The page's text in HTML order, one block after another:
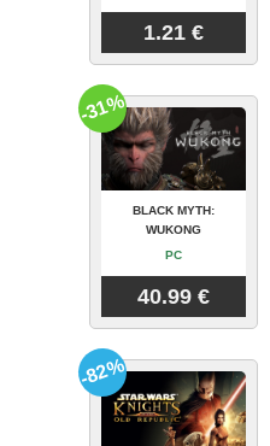
1.21 €
BLACK MYTH:
WUKONG
PC
40.99 €
-31%
-82%